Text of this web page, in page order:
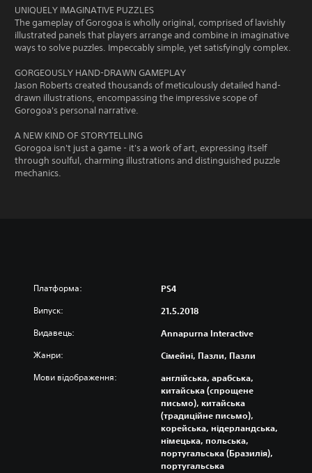
UNIQUELY IMAGINATIVE PUZZLES
The gameplay of Gorogoa is wholly original, comprised of lavishly
illustrated panels that players arrange and combine in imaginative
ways to solve puzzles. Impeccably simple, yet satisfyingly complex.
GORGEOUSLY HAND-DRAWN GAMEPLAY
Jason Roberts created thousands of meticulously detailed hand-
drawn illustrations, encompassing the impressive scope of
Gorogoa's personal narrative.
A NEW KIND OF STORYTELLING
Gorogoa isn't just a game - it's a work of art, expressing itself
through soulful, charming illustrations and distinguished puzzle
mechanics.
Платформа: PS4
Випуск: 21.5.2018
Видавець: Annapurna Interactive
Жанри: Сімейні, Пазли, Пазли
Мови відображення:
англійська, арабська,
китайська (спрощене
письмо), китайська
(традиційне письмо),
корейська, нідерландська,
німецька, польська,
португальська (Бразилія),
португальська